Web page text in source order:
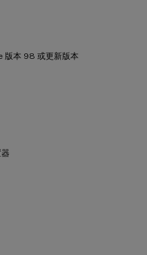
本 98 或更新版本